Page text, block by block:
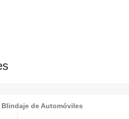
de Automóviles